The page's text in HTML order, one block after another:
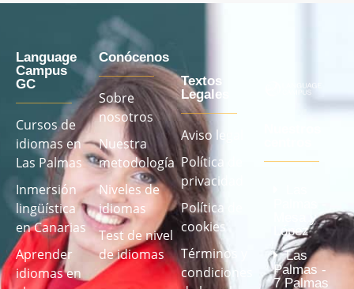
Language
Campus
GC
Cursos de
idiomas en
Las Palmas
Inmersión
lingüística
en Canarias
Aprender
idiomas en
Conócenos
Sobre
nosotros
Nuestra
metodología
Niveles de
idiomas
Test de nivel
de idiomas
Textos
Legales
Aviso legal
Política de
privacidad
Política de
cookies
Términos y
condiciones
Mesa y
López
Las
Palmas -
7 Palmas